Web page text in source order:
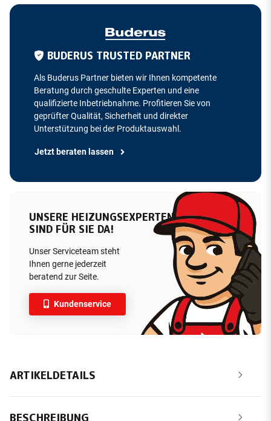
BUDERUS TRUSTED PARTNER
Als Buderus Partner bieten wir Ihnen kompetente
Beratung durch geschulte Experten und eine
qualifizierte Inbetriebnahme. Profitieren Sie von
geprüfter Qualität, Sicherheit und direkter
Unterstützung bei der Produktauswahl.
Jetzt beraten lassen
UNSERE HEIZUNGSEXPERTEN
SIND FÜR SIE DA!
Unser Serviceteam steht
Ihnen gerne jederzeit
beratend zur Seite.
Kundenservice
ARTIKELDETAILS
BESCHREIBUNG